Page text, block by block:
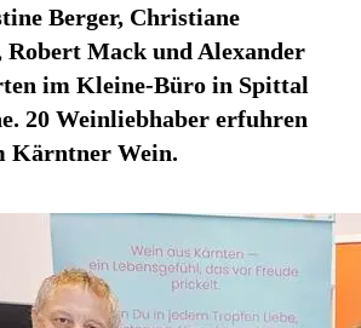
Berger, Christiane
Robert Mack und Alexander
im Kleine-Büro in Spittal
20 Weinliebhaber erfuhren
Kärntner Wein.